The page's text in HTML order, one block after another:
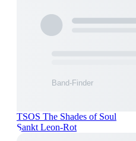
TSOS The Shades of Soul
Sankt Leon-Rot